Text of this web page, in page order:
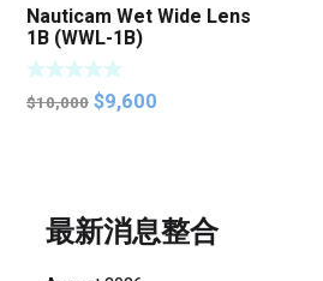
Nauticam Wet Wide Lens
1B (WWL-1B)
$10,000 Original
$9,600
最新消息整合